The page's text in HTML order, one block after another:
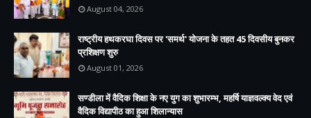
August 04, 2026
राष्ट्रीय हथकरघा दिवस पर 'समर्थ' योजना के तहत 45 दिवसीय बुनकर
प्रशिक्षण शुरु
August 01, 2026
सण्डीला में वैदिक शिक्षा के नए युग का शुभारम्भ, महर्षि याज्ञवल्क्य वेद एवं
वैदिक विद्यापीठ का हुआ शिलान्यास